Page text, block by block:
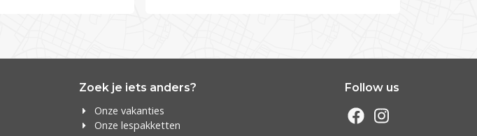
Zoek je iets anders?
Onze vakanties
Onze lespakketten
Follow us